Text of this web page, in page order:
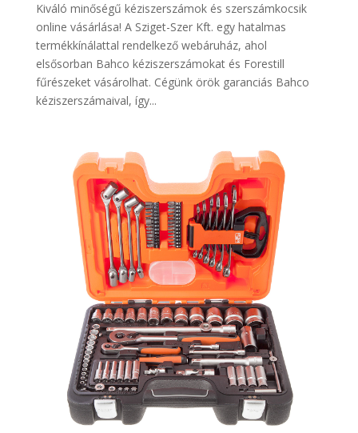
Kiváló minőségű kéziszerszámok és szerszámkocsik
online vásárlása! A Sziget-Szer Kft. egy hatalmas
termékkínálattal rendelkező webáruház, ahol
elsősorban Bahco kéziszerszámokat és Forestill
fűrészeket vásárolhat. Cégünk örök garanciás Bahco
kéziszerszámaival, így...